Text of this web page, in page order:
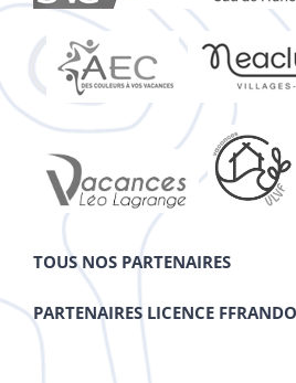
TOUS NOS PARTENAIRES
PARTENAIRES LICENCE